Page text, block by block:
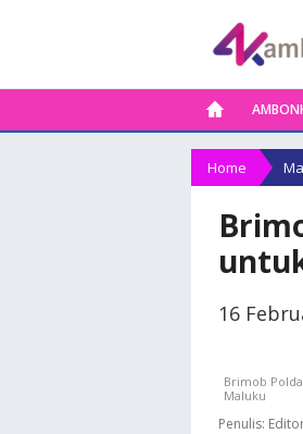
Home
16
Brimob
Maluku
Penulis: